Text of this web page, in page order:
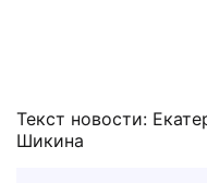
Текст новости:
Шикина